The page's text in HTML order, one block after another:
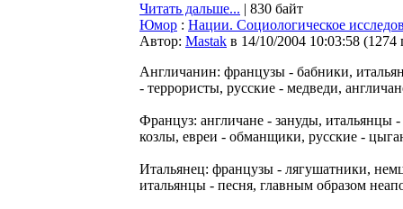
Читать дальше... | 830 байт
Юмор : Нации. Социологическое
Автор: Мastak в 14/10/2004 10:03:58 (1274
Англичанин: французы - бабники,
- террористы, русские - медведи,
Француз: англичане - зануды, итальянцы
козлы, евреи - обманщики, русские -
Итальянец: французы - лягушатники,
итальянцы - песня, главным образом